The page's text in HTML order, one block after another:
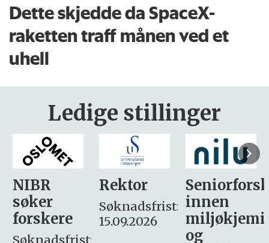
Dette skjedde da SpaceX-
raketten traff månen ved et
uhell
Ledige stillinger
Rektor
Søknadsfrist:
15.09.2026
Seniorforsker
innen
miljøkjemi
søker
– fast